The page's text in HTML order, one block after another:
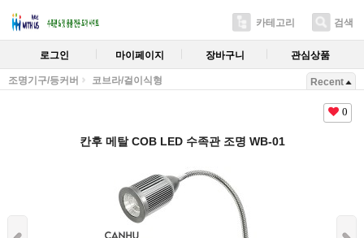
카테고리 검색
로그인 마이페이지 장바구니 관심상품
조명기구/등커버 코브라/걸이식형 Recent
0
칸후 메탈 COB LED 수족관 조명 WB-01